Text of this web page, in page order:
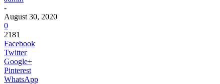
-
August 30, 2020
0
2181
Facebook
Twitter
Google+
Pinterest
WhatsApp